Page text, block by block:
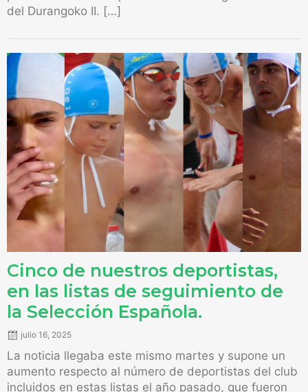
del Durangoko II. […]
Cinco de nuestros deportistas,
en las listas de seguimiento de
la Selección Española.
julio 16, 2025
La noticia llegaba este mismo martes y supone un
aumento respecto al número de deportistas del club
incluidos en estas listas el año pasado, que fueron